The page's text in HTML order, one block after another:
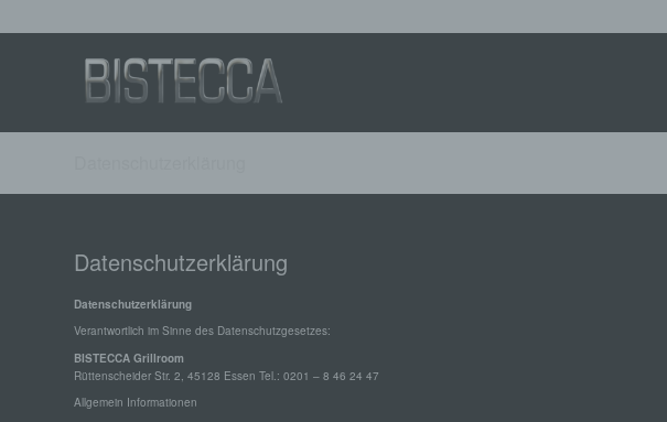
Datenschutzerklärung
Datenschutzerklärung
Verantwortlich im Sinne des Datenschutzgesetzes:
BISTECCA Grillroom
Rüttenscheider Str. 2, 45128 Essen Tel.: 0201 – 8 46 24 47
Allgemein Informationen